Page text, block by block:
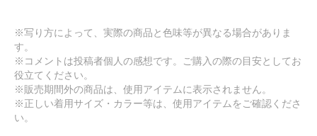
※写り方によって、実際の商品と色味等が異なる場合がありま
す。
※コメントは投稿者個人の感想です。ご購入の際の目安としてお
役立てください。
※販売期間外の商品は、使用アイテムに表示されません。
※正しい着用サイズ・カラー等は、使用アイテムをご確認くださ
い。